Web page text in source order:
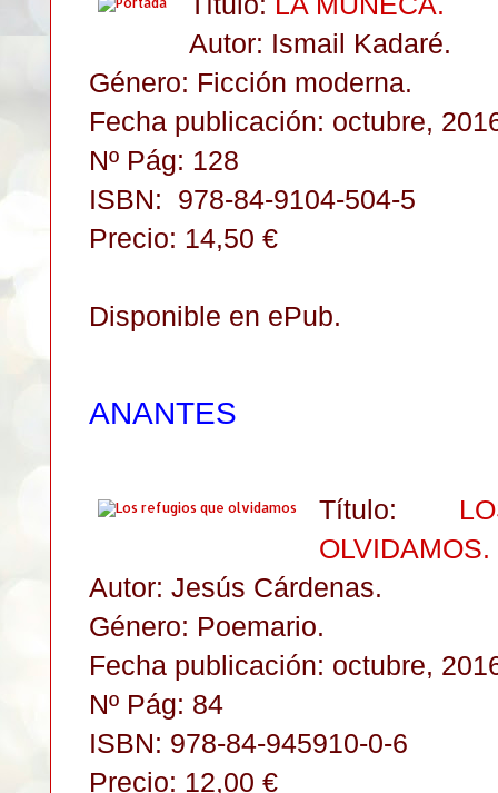
Autor: Ismail Kadaré.
Género: Ficción moderna.
Fecha publicación: octubre, 201
Nº Pág: 128
ISBN: 978-84-9104-504-5
Precio: 14,50 €
Disponible en ePub.
ANANTES
Título:
OLVIDAMOS.
Autor: Jesús Cárdenas.
Género: Poemario.
Fecha publicación: octubre,
Nº Pág: 84
ISBN: 978-84-945910-0-6
Precio: 12,00 €